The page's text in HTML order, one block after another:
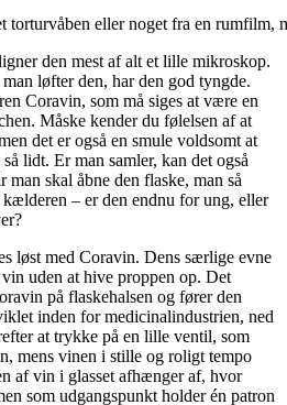
torturvåben eller noget fra en
den mest af alt et lille mikroskop.
løfter den, har den god tyngde.
Coravin, som må siges at være en
Måske kender du følelsen af at
det er også en smule voldsomt at
lidt. Er man samler, kan det også
skal åbne den flaske, man så
– er den endnu for ung, eller
løst med Coravin. Dens særlige evne
uden at hive proppen op. Det
på flaskehalsen og fører den
inden for medicinalindustrien, ned
at trykke på en lille ventil, som
mens vinen i stille og roligt tempo
af vin i glasset afhænger af, hvor
som udgangspunkt holder én patron